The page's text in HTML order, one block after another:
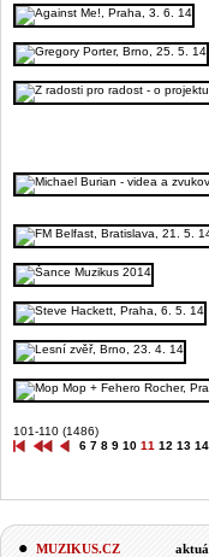
101-110 (1486)
6 7 8 9 10 11 12 13 14
MUZIKUS.CZ